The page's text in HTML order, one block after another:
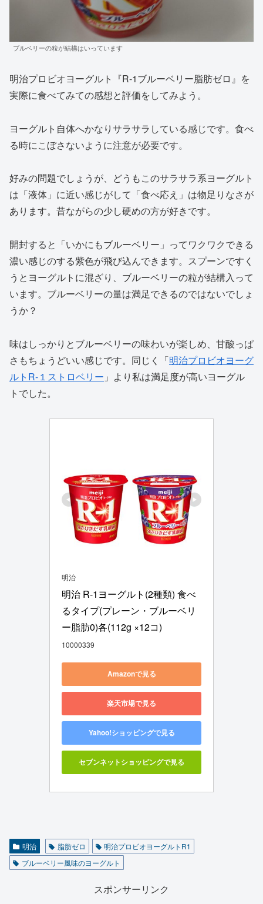
ブルベリーの粒が結構はいっています
明治プロビオヨーグルト『R-1ブルーベリー脂肪ゼロ』を
実際に食べてみての感想と評価をしてみよう。
ヨーグルト自体へかなりサラサラしている感じです。食べ
る時にこぼさないように注意が必要です。
好みの問題でしょうが、どうもこのサラサラ系ヨーグルト
は「液体」に近い感じがして「食べ応え」は物足りなさが
あります。昔ながらの少し硬めの方が好きです。
開封すると「いかにもブルーベリー」ってワクワクできる
濃い感じのする紫色が飛び込んできます。スプーンですく
うとヨーグルトに混ざり、ブルーベリーの粒が結構入って
います。ブルーベリーの量は満足できるのではないでしょ
うか？
味はしっかりとブルーベリーの味わいが楽しめ、甘酸っぱ
さもちょうどいい感じです。同じく「明治プロビオヨーグ
ルトR-１ストロベリー 」より私は満足度が高いヨーグル
トでした。
明治
明治 R-1ヨーグルト(2種類) 食べ
るタイプ(プレーン・ブルーベリ
ー脂肪0)各(112g ×12コ)
10000339
Amazonで見る
楽天市場で見る
Yahoo!ショッピングで見る
セブンネットショッピングで見る
明治 脂肪ゼロ
明治プロビオヨーグルトR1
ブルーベリー風味のヨーグルト
スポンサーリンク